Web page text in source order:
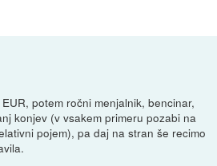
potem ročni menjalnik, bencinar,
konjev (v vsakem primeru pozabi na
pojem), pa daj na stran še recimo